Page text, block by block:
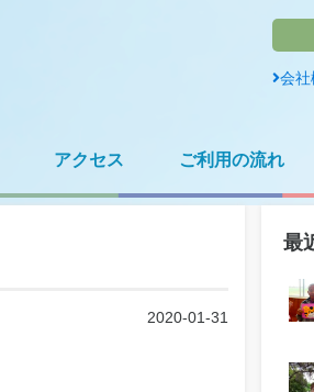
会社
アクセス ご利用の流れ
2020-01-31
最